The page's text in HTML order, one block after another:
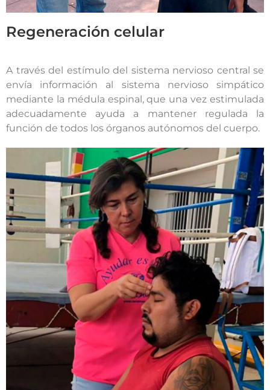
Regeneración celular
A través del estímulo del sistema nervioso central se
envía información al sistema nervioso simpático
mediante la médula espinal, que una vez estimulada
adecuadamente ayuda a mantener regulada la
función de todos los órganos autónomos del cuerpo.